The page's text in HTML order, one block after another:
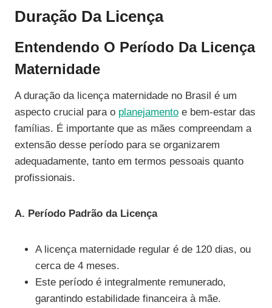
Duração Da Licença
Entendendo O Período Da Licença
Maternidade
A duração da licença maternidade no Brasil é um
aspecto crucial para o planejamento e bem-estar das
famílias. É importante que as mães compreendam a
extensão desse período para se organizarem
adequadamente, tanto em termos pessoais quanto
profissionais.
A. Período Padrão da Licença
A licença maternidade regular é de 120 dias, ou
cerca de 4 meses.
Este período é integralmente remunerado,
garantindo estabilidade financeira à mãe.